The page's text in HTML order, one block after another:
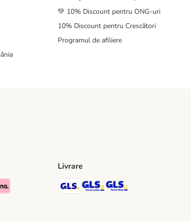
💚 10% Discount pentru ONG-uri
10% Discount pentru Crescători
Programul de afiliere
Method
Payment Method
Method
Livrare
GLS Shipping Method
GLS Locker Shipping Method
GLS Parcel Shop